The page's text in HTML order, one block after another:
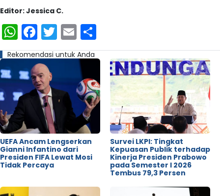
Editor: Jessica C.
WhatsApp
Facebook
Twitter
Email
Rekomendasi untuk Anda
UEFA Ancam Lengserkan
Gianni Infantino dari
Presiden FIFA Lewat Mosi
Tidak Percaya
Survei LKPI: Tingkat
Kepuasan Publik terhadap
Kinerja Presiden Prabowo
pada Semester I 2026
Tembus 79,3 Persen